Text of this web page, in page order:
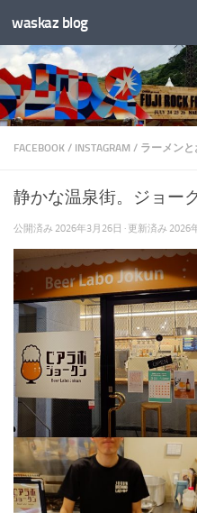
コンテンツへスキップ
waskaz blog
FACEBOOK / INSTAGRAM / ラーメン
静かな温泉街。ジョー
公開済み 2026年3月26日 · 更新済み 2026